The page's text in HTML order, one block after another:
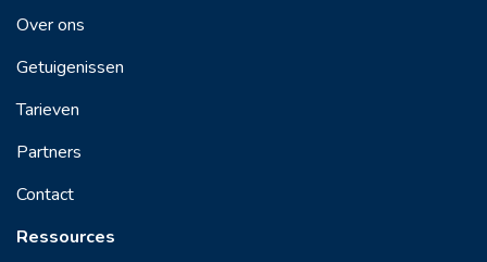
Over ons
Getuigenissen
Tarieven
Partners
Contact
Ressources